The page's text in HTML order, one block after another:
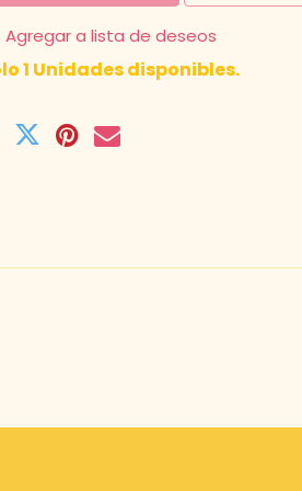
Agregar a lista de deseos
1 Unidades disponibles.